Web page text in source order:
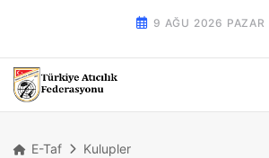
9 AĞU 2026 PAZAR
E-Taf
Kulupler